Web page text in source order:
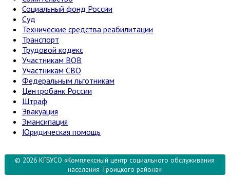
Социальный фонд России
Суд
Технические средства реабилитации
Транспорт
Трудовой кодекс
Участникам ВОВ
Участникам СВО
Федеральным льготникам
Центробанк России
Штраф
Эвакуация
Эмансипация
Юридическая помощь
© 2026 КГБУСО «Комплексный центр социального обслуживания
населения Троицкого района»